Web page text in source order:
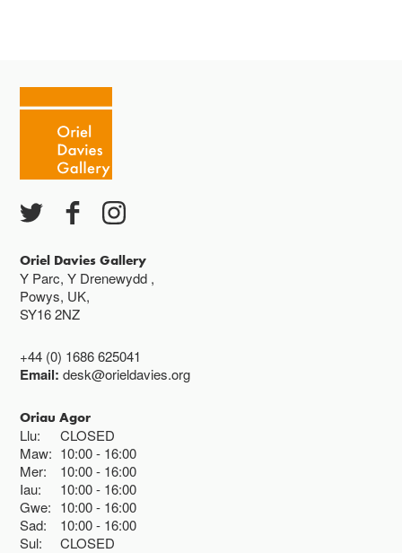
Caffi yn cau am 3
Ac eithrio digwyddiadau arbennig
Gwyliau banc ar gau
Oriel Davies Gallery
Y Parc, Y Drenewydd ,
Powys, UK,
SY16 2NZ
+44 (0) 1686 625041
Email:desk@orieldavies.org
Oriau Agor
Llu:
CLOSED
Maw: 10:00 16:00
Mer:
10:00 16:00
Iau:
10:00 16:00
Gwe: 10:00 16:00
Sad:
10:00 16:00
Sul:
CLOSED